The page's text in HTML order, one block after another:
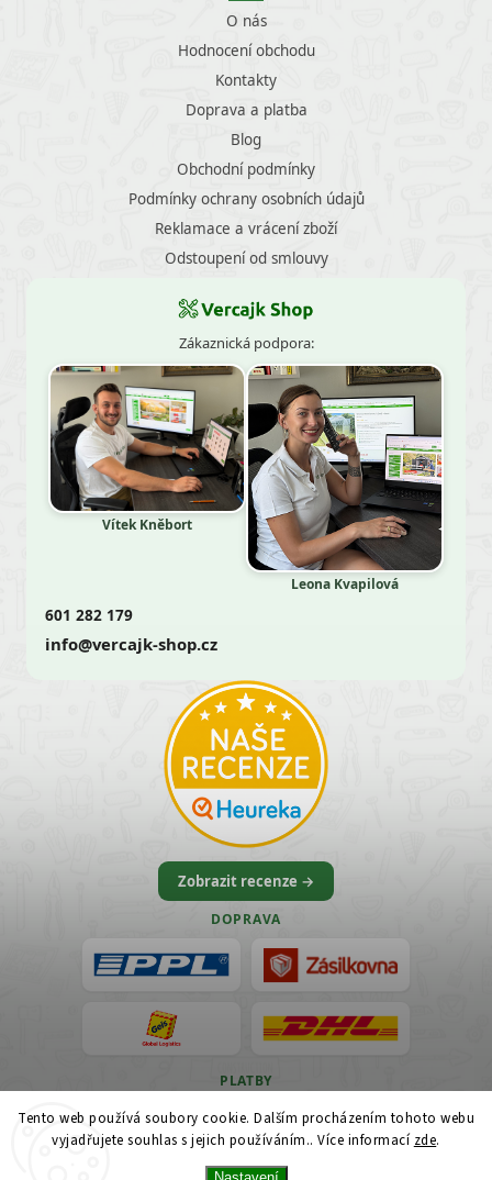
Tento web používá soubory cookie. Dalším procházením tohoto webu
vyjadřujete souhlas s jejich používáním.. Více informací zde.
O nás
Hodnocení obchodu
Kontakty
Doprava a platba
Blog
Obchodní podmínky
Podmínky ochrany osobních údajů
Reklamace a vrácení zboží
Odstoupení od smlouvy
Zákaznická podpora:
Vítek Kněbort
Leona Kvapilová
601 282 179
info@vercajk-shop.cz
Zobrazit recenze →
DOPRAVA
PLATBY
VISA